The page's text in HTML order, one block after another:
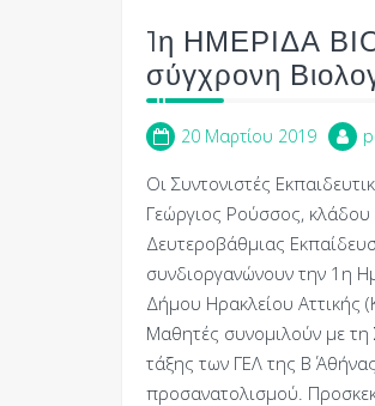
1η ΗΜΕΡΙΔΑ
σύγχρονη
20 Μαρτίου 2019
Οι Συντονιστές
Γεώργιος Ρούσσος,
Δευτεροβάθμιας
συνδιοργανώνουν την 1η
Δήμου Ηρακλείου Αττικής
Μαθητές συνομιλούν με τη
τάξης των ΓΕΛ της Β΄
προσανατολισμού.